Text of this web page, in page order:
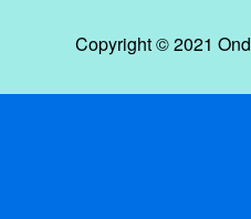
Copyright © 2021